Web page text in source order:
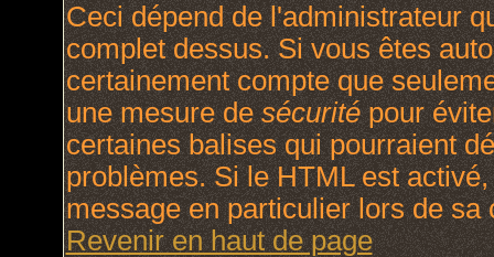
Ceci dépend de l'administrateur
complet dessus. Si vous êtes
certainement compte que
une mesure desécuritépour
certaines balises qui pourraient
problèmes. Si le HTML est
message en particulier lors de sa
Revenir en haut de page